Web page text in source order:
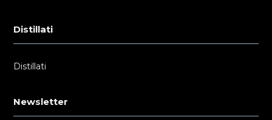
Distillati
Distillati
Newsletter